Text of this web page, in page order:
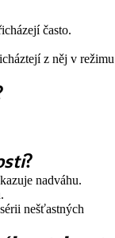
často.
z něj v režimu
?
nadváhu.
nešťastných